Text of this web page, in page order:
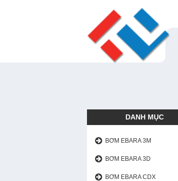
DANH MỤC
BƠM EBARA 3M
BƠM EBARA 3D
BƠM EBARA CDX